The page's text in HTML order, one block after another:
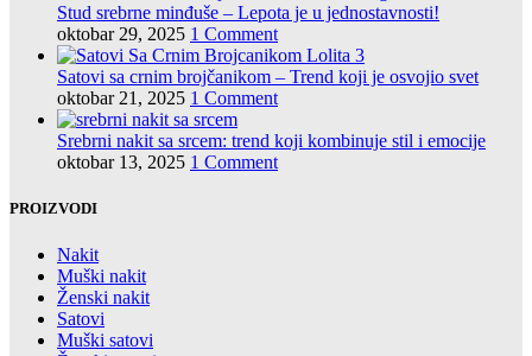
Stud srebrne minđuše – Lepota je u jednostavnosti!
oktobar 29, 2025 1 Comment
Satovi sa crnim brojčanikom – Trend koji je osvojio svet
oktobar 21, 2025 1 Comment
Srebrni nakit sa srcem: trend koji kombinuje stil i emocije
oktobar 13, 2025 1 Comment
PROIZVODI
Nakit
Muški nakit
Ženski nakit
Satovi
Muški satovi